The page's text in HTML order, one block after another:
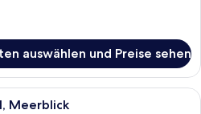
auswählen und Preise sehen
Meerblick